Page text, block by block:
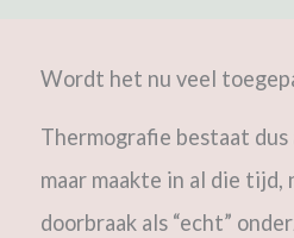
Wordt het nu veel
Thermografie bestaat dus
maar maakte in al die
doorbraak als “echt”